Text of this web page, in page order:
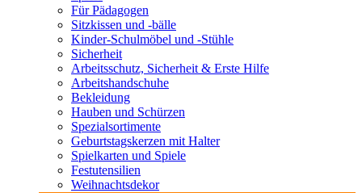
Für Pädagogen
Sitzkissen und -bälle
Kinder-Schulmöbel und -Stühle
Sicherheit
Arbeitsschutz, Sicherheit & Erste Hilfe
Arbeitshandschuhe
Bekleidung
Hauben und Schürzen
Spezialsortimente
Geburtstagskerzen mit Halter
Spielkarten und Spiele
Festutensilien
Weihnachtsdekor